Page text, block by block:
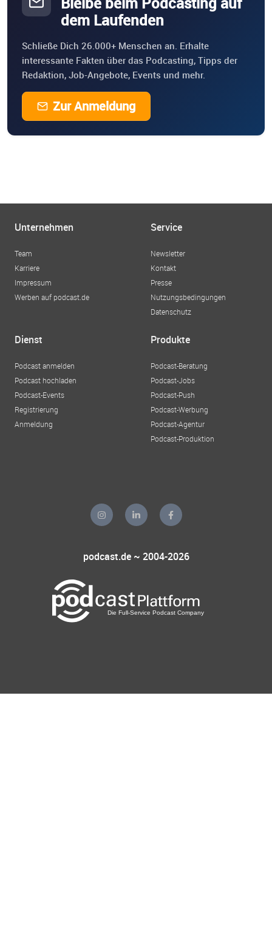
dem Laufenden
Schließe Dich 26.000+ Menschen an. Erhalte
interessante Fakten über das Podcasting, Tipps der
Redaktion, Job-Angebote, Events und mehr.
Zur Anmeldung
Unternehmen
Team
Karriere
Impressum
Werben auf podcast.de
Service
Newsletter
Kontakt
Presse
Nutzungsbedingungen
Datenschutz
Dienst
Podcast anmelden
Podcast hochladen
Podcast-Events
Registrierung
Anmeldung
Produkte
Podcast-Beratung
Podcast-Jobs
Podcast-Push
Podcast-Werbung
Podcast-Agentur
Podcast-Produktion
podcast.de ~ 2004-2026